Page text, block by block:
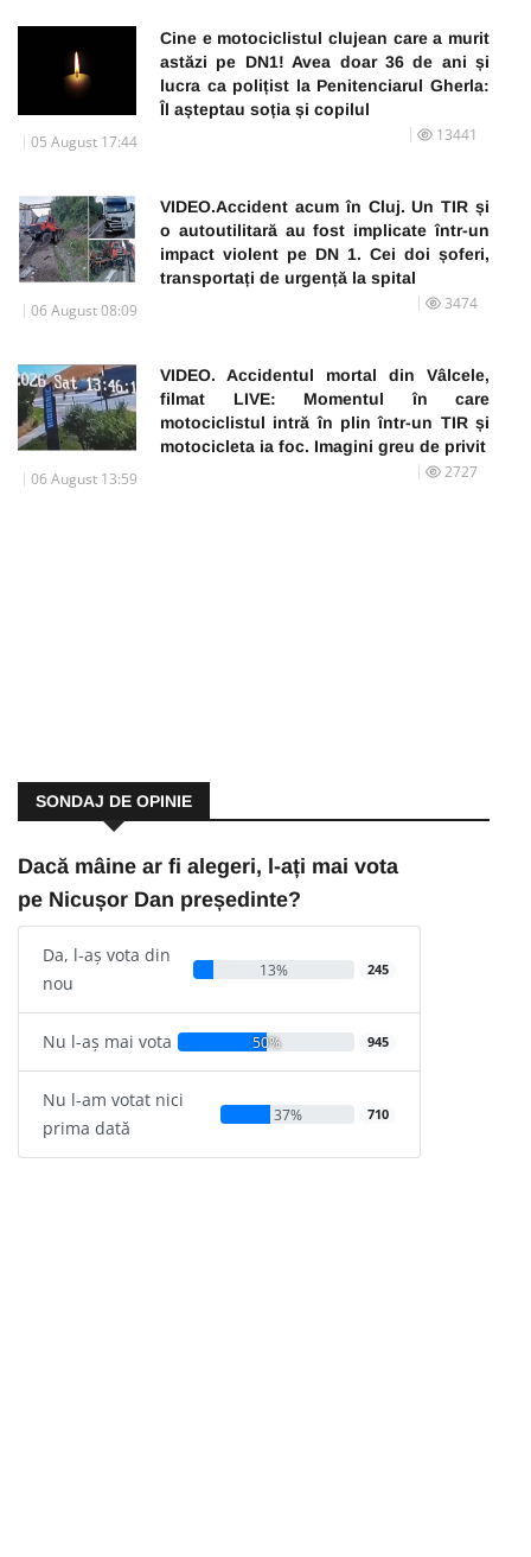
Cine e motociclistul clujean care a murit
astăzi pe DN1! Avea doar 36 de ani și
lucra ca polițist la Penitenciarul Gherla:
Îl așteptau soția și copilul
05 August 17:44 13441
VIDEO.Accident acum în Cluj. Un TIR și
o autoutilitară au fost implicate într-un
impact violent pe DN 1. Cei doi șoferi,
transportați de urgență la spital
06 August 08:09 3474
VIDEO. Accidentul mortal din Vâlcele,
filmat LIVE: Momentul în care
motociclistul intră în plin într-un TIR și
motocicleta ia foc. Imagini greu de privit
06 August 13:59 2727
SONDAJ DE OPINIE
Dacă mâine ar fi alegeri, l-ați mai vota
pe Nicușor Dan președinte?
Da, l-aș vota din
nou
13% 245
Nu l-aș mai vota 50% 945
Nu l-am votat nici
prima dată
37% 710